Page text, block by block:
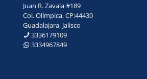
Juan R. Zavala #189
Col. Olímpica, CP:44430
Guadalajara, Jalisco
3336179109
3334967849